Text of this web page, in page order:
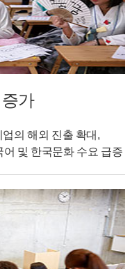
가
의 해외 진출 확대,
어 및 한국문화 수요 급증